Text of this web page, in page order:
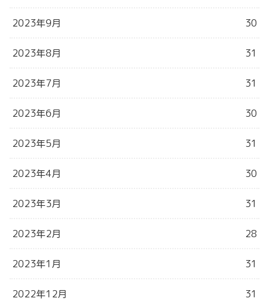
2023年9月 30
2023年8月 31
2023年7月 31
2023年6月 30
2023年5月 31
2023年4月 30
2023年3月 31
2023年2月 28
2023年1月 31
2022年12月 31